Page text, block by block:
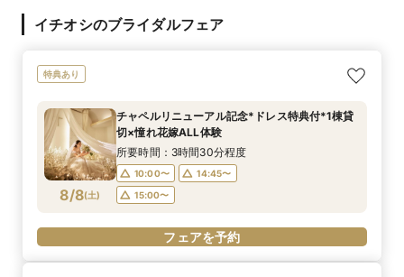
イチオシのブライダルフェア
特典あり
8/8(土)
チャペルリニューアル記念*ドレス特典付*1棟貸
切×憧れ花嫁ALL体験
所要時間：3時間30分程度
10:00〜
14:45〜
15:00〜
フェアを予約